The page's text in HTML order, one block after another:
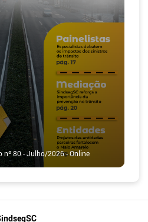
nº 80 - Julho/2026 - Online